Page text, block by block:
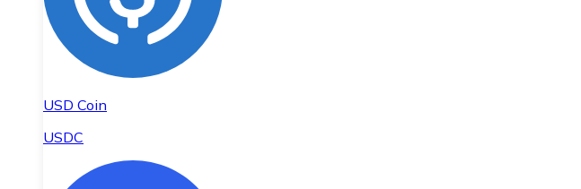
USD Coin
USDC